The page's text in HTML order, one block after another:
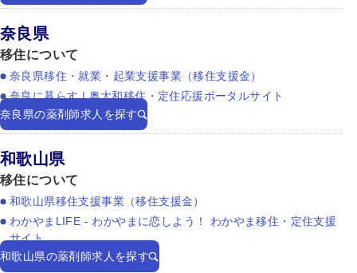
奈良県
移住について
奈良県移住・就業・起業支援事業（移住支援金）
奈良に暮らす | 奥大和移住・定住応援ポータルサイト
奈良県の薬剤師求人を探す
和歌山県
移住について
和歌山県移住支援事業（移住支援金）
わかやまLIFE - わかやまに恋しよう！ わかやま移住・定住支援
サイト
和歌山県の薬剤師求人を探す